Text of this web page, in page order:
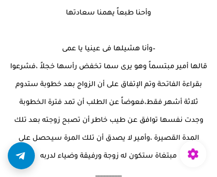
وأحنا طبعاً يهمنا سعادتها
–وأنا هشيلها فى عينيا يا عمى
قالها أمير مبتسماً وهو يرى سما تخفض رأسها خجلاً ،فشرعوا
بقراءة الفاتحة وتم الإتفاق على أن الزواج بعد خطوبة ستدوم
ثلاثة أشهر فقط،فعوضاً عن الطلب أن تمد فترة الخطوبة
وجدت نفسها توافق عن طيب خاطر أن تصبح زوجته بعد تلك
المدة القصيرة ،وأمير لا يصدق أن تلك المرة سيحصل على
مبتغاة ستكون له زوجة ورفيقة وضياء لدربه
_________